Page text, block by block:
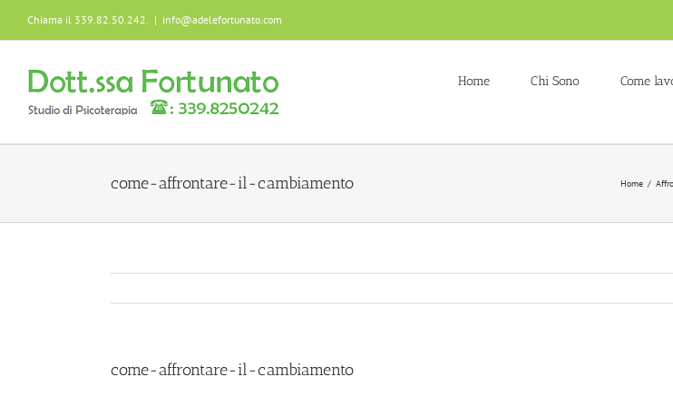
content
Chiama il 339.82.50.242. | info@adelefortunato.com
Home Chi Sono Come
come-affrontare-il-cambiamento Home /
come-affrontare-il-cambiamento